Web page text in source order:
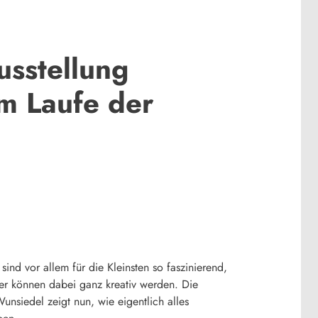
Laufe der
vor allem für die Kleinsten so faszinierend,
können dabei ganz kreativ werden. Die
zeigt nun, wie eigentlich alles